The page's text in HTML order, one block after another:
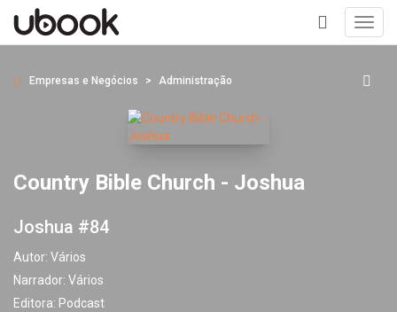
+
Empresas e Negócios Administração
Country Bible Church - Joshua
Joshua #84
Autor: Vários
Narrador: Vários
Editora: Podcast